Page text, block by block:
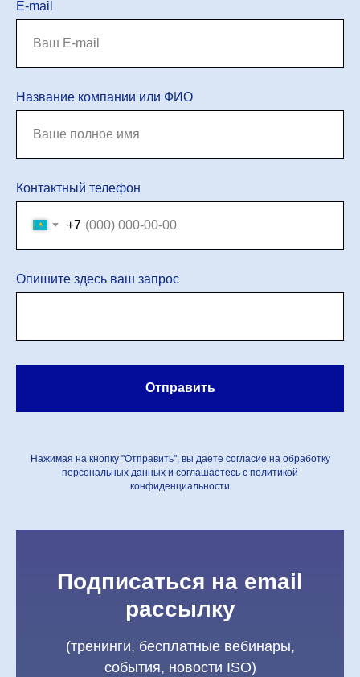
E-mail
Название компании или ФИО
Контактный телефон
+7
Опишите здесь ваш запрос
Отправить
Нажимая на кнопку "Отправить", вы даете согласие на обработку
персональных данных и соглашаетесь c политикой
конфиденциальности
Подписаться на email
рассылку
(тренинги, бесплатные вебинары,
события, новости ISO)